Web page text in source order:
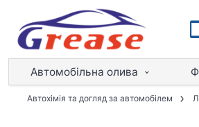
Автомобільна олива
Автохімія та догляд за автомобілем